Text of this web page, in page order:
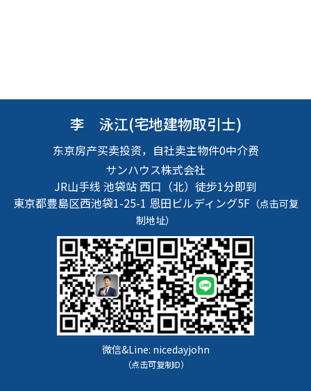
李 泳江(宅地建物取引士)
东京房产买卖投资，自社卖主物件0中介费
サンハウス株式会社
JR山手线 池袋站 西口（北）徒步1分即到
東京都豊島区西池袋1-25-1 恩田ビルディング5F（点击可复
制地址）
微信&Line: nicedayjohn
（点击可复制ID）